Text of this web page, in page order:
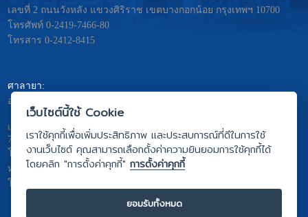
เลขที่ 2 ถนนวังหลัง แขวงศิริราช เขตบางกอกน้อย กรุงเทพฯ 10700
โทรศัพท์ 0-2419-7466-80
โทรสาร 0-2412-8415
ศาลายา:
อาคารมหิดลอดุลยเดช – พระศรีนครินทร
เลขที่ 999 ถ.พุทธมณฑลสาย4 ต. ศาลายา อ.พุทธมณฑล จ.นครปฐม
73170
โทรศัพท์ 0-2441-5333
หรือ 0-2441-5275 ถึง 81
โทรสาร 0-2441-5442
เว็บไซต์นี้ใช้ Cookie
เราใช้คุกกี้เพื่อเพิ่มประสิทธิภาพ และประสบการณ์ที่ดีในการใช้
งานเว็บไซต์ คุณสามารถเลือกตั้งค่าความยินยอมการใช้คุกกี้ได้
โดยคลิก "การตั้งค่าคุกกี้"การตั้งค่าคุกกี้
ยอมรับทั้งหมด